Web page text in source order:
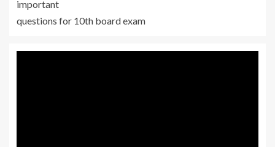
important
questions for 10th board exam